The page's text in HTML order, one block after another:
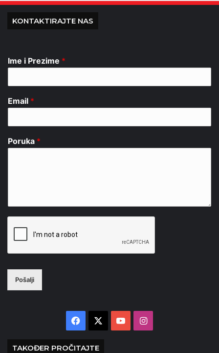
KONTAKTIRAJTE NAS
Ime i Prezime *
Email *
Poruka *
Pošalji
Facebook YouTubeInstagram
TAKOĐER PROČITAJTE